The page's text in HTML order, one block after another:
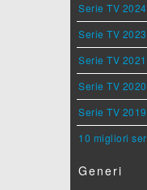
Serie TV 2024
Serie TV 2023
Serie TV 2021
Serie TV 2020
Serie TV 2019
10 migliori
Generi